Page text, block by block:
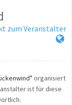
zum Veranstalter
organisiert
ist für diese